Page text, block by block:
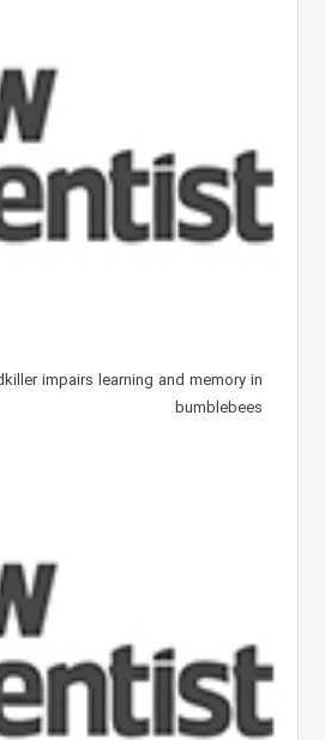
impairs learning and memory in
bumblebees